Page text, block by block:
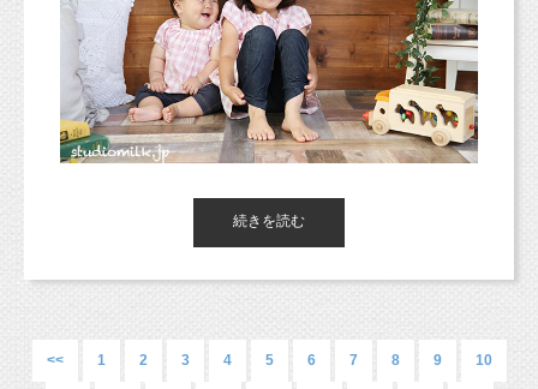
マタニティフォトはお腹が大きい期間だけの特別な撮影です♡
ちょっと恥ずかしいな・・・と思うかもしれませんが、
お腹を出さないで、私服などで撮影もOKなので、ぜひ今しか撮
れない姿を
残してみてください！
少しだけご案内できる日程もありますので、ぜひご連絡くださ
まは平日オススメですよ。
web予約
https://www.itsuaki.com/yoyaku/webreserve/menusel?
str_id=829&stf_id=0
http://studiomilk.jp/price
■お手軽ネット予約■
https://www.itsuaki.com/yoyaku/webreserve/menusel?
str_id=829&stf_id=0
■インスタグラム■
コメント、フォローお待ちしています！
■LINEショップカード■
（西荻窪徒歩３分の駅近・ペットOKスタジオ、駐車場完備。
続きを読む
<< 1 2 3 4 5 6 7 8 9 10